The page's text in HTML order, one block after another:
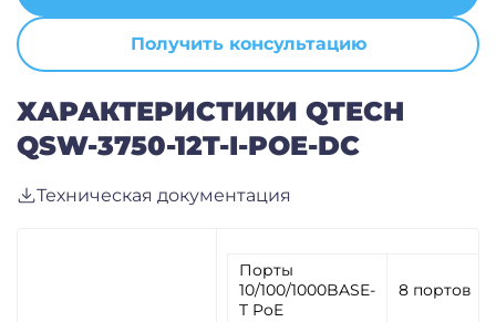
Получить консультацию
ХАРАКТЕРИСТИКИ QTECH
QSW-3750-12T-I-POE-DC
Техническая документация
Порты
10/100/1000BASE-
T PoE
8 портов